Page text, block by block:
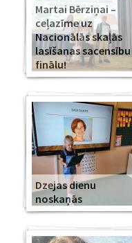
Martai Bērziņai –
ceļazīme uz
Nacionālās skaļās
lasīšanas sacensību
finālu!
Dzejas dienu
noskaņās